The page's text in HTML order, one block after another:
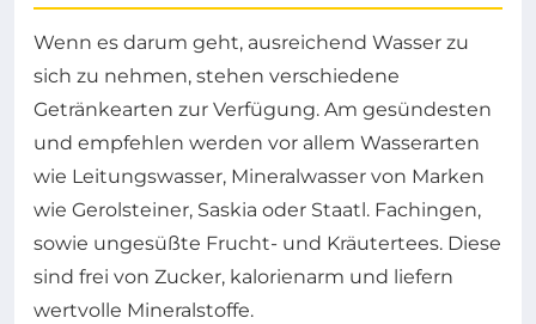
Wenn es darum geht, ausreichend Wasser zu
sich zu nehmen, stehen verschiedene
Getränkearten zur Verfügung. Am gesündesten
und empfehlen werden vor allem Wasserarten
wie Leitungswasser, Mineralwasser von Marken
wie Gerolsteiner, Saskia oder Staatl. Fachingen,
sowie ungesüßte Frucht- und Kräutertees. Diese
sind frei von Zucker, kalorienarm und liefern
wertvolle Mineralstoffe.